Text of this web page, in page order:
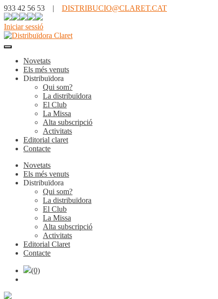
933 42 56 53 | DISTRIBUCIO@CLARET.CAT
Iniciar sessió
Novetats
Els més venuts
Distribuïdora
Qui som?
La distribuïdora
El Club
La Missa
Alta subscripció
Activitats
Editorial claret
Contacte
Novetats
Els més venuts
Distribuïdora
Qui som?
La distribuïdora
El Club
La Missa
Alta subscripció
Activitats
Editorial Claret
Contacte
(0)